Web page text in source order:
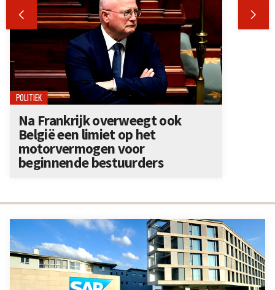
 
POLITIEK
Na Frankrijk overweegt ook
België een limiet op het
motorvermogen voor
beginnende bestuurders